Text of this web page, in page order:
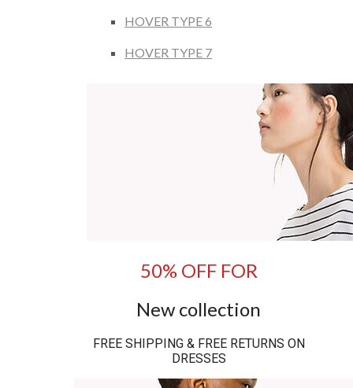
HOVER TYPE 6
HOVER TYPE 7
50% OFF FOR
New collection
FREE SHIPPING & FREE RETURNS ON
DRESSES